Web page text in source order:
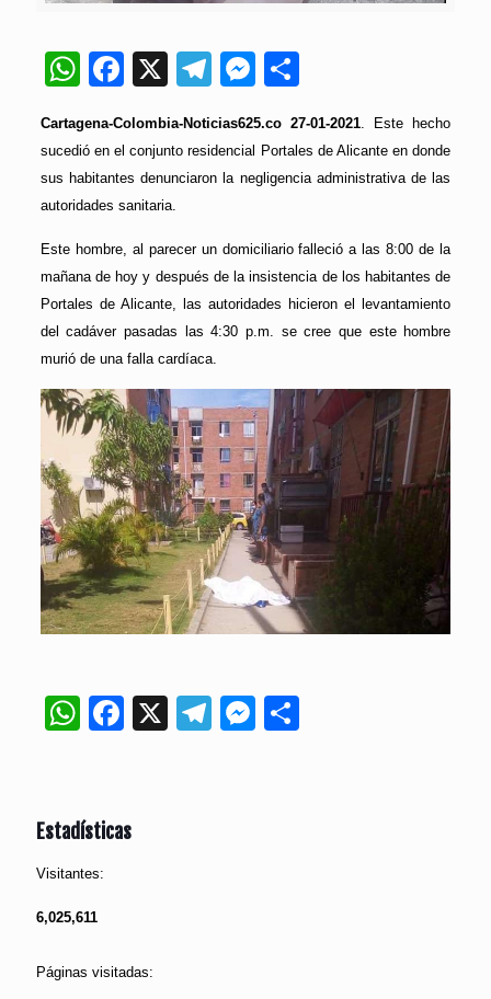
WhatsApp
Facebook
X Telegram
Messenger
Cartagena-Colombia-Noticias625.co 27-01-2021. Este hecho
sucedió en el conjunto residencial Portales de Alicante en donde
sus habitantes denunciaron la negligencia administrativa de las
autoridades sanitaria.
Este hombre, al parecer un domiciliario falleció a las 8:00 de la
mañana de hoy y después de la insistencia de los habitantes de
Portales de Alicante, las autoridades hicieron el levantamiento
del cadáver pasadas las 4:30 p.m. se cree que este hombre
murió de una falla cardíaca.
WhatsApp
Facebook
X Telegram
Messenger
Estadísticas
Visitantes:
6,025,611
Páginas visitadas: